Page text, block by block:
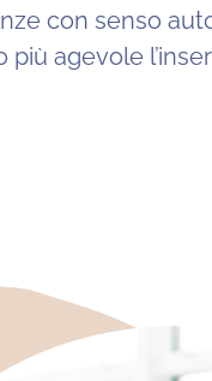
con senso
più agevole